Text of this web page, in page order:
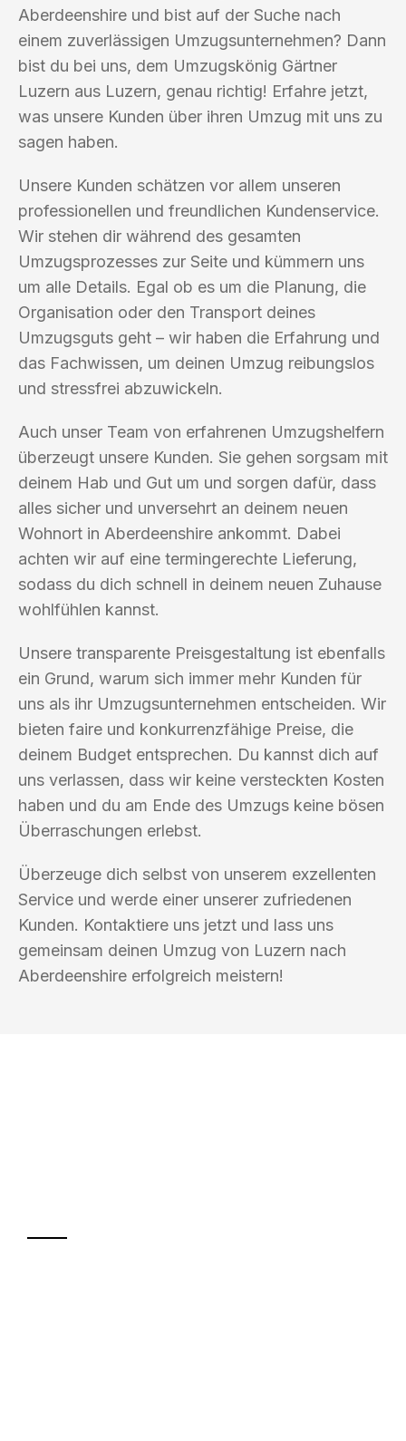
Aberdeenshire und bist auf der Suche nach
einem zuverlässigen Umzugsunternehmen? Dann
bist du bei uns, dem Umzugskönig Gärtner
Luzern aus Luzern, genau richtig! Erfahre jetzt,
was unsere Kunden über ihren Umzug mit uns zu
sagen haben.
Unsere Kunden schätzen vor allem unseren
professionellen und freundlichen Kundenservice.
Wir stehen dir während des gesamten
Umzugsprozesses zur Seite und kümmern uns
um alle Details. Egal ob es um die Planung, die
Organisation oder den Transport deines
Umzugsguts geht – wir haben die Erfahrung und
das Fachwissen, um deinen Umzug reibungslos
und stressfrei abzuwickeln.
Auch unser Team von erfahrenen Umzugshelfern
überzeugt unsere Kunden. Sie gehen sorgsam mit
deinem Hab und Gut um und sorgen dafür, dass
alles sicher und unversehrt an deinem neuen
Wohnort in Aberdeenshire ankommt. Dabei
achten wir auf eine termingerechte Lieferung,
sodass du dich schnell in deinem neuen Zuhause
wohlfühlen kannst.
Unsere transparente Preisgestaltung ist ebenfalls
ein Grund, warum sich immer mehr Kunden für
uns als ihr Umzugsunternehmen entscheiden. Wir
bieten faire und konkurrenzfähige Preise, die
deinem Budget entsprechen. Du kannst dich auf
uns verlassen, dass wir keine versteckten Kosten
haben und du am Ende des Umzugs keine bösen
Überraschungen erlebst.
Überzeuge dich selbst von unserem exzellenten
Service und werde einer unserer zufriedenen
Kunden. Kontaktiere uns jetzt und lass uns
gemeinsam deinen Umzug von Luzern nach
Aberdeenshire erfolgreich meistern!